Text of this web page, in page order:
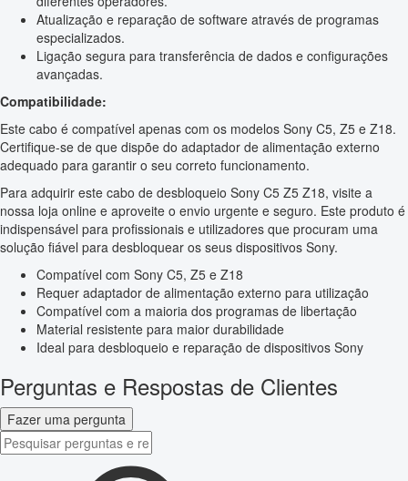
Atualização e reparação de software através de programas
especializados.
Ligação segura para transferência de dados e configurações
avançadas.
Compatibilidade:
Este cabo é compatível apenas com os modelos Sony C5, Z5 e Z18.
Certifique-se de que dispõe do adaptador de alimentação externo
adequado para garantir o seu correto funcionamento.
Para adquirir este cabo de desbloqueio Sony C5 Z5 Z18, visite a
nossa loja online e aproveite o envio urgente e seguro. Este produto é
indispensável para profissionais e utilizadores que procuram uma
solução fiável para desbloquear os seus dispositivos Sony.
Compatível com Sony C5, Z5 e Z18
Requer adaptador de alimentação externo para utilização
Compatível com a maioria dos programas de libertação
Material resistente para maior durabilidade
Ideal para desbloqueio e reparação de dispositivos Sony
Perguntas e Respostas de Clientes
Fazer uma pergunta